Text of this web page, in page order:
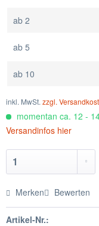
ab 2
ab 5
ab 10
inkl. MwSt. zzgl.
momentan ca. 12 -
Versandinfos hier
Merken Bewerten
Artikel-Nr.: